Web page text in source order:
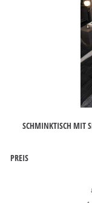
SCHMINKTISCH MIT
PREIS